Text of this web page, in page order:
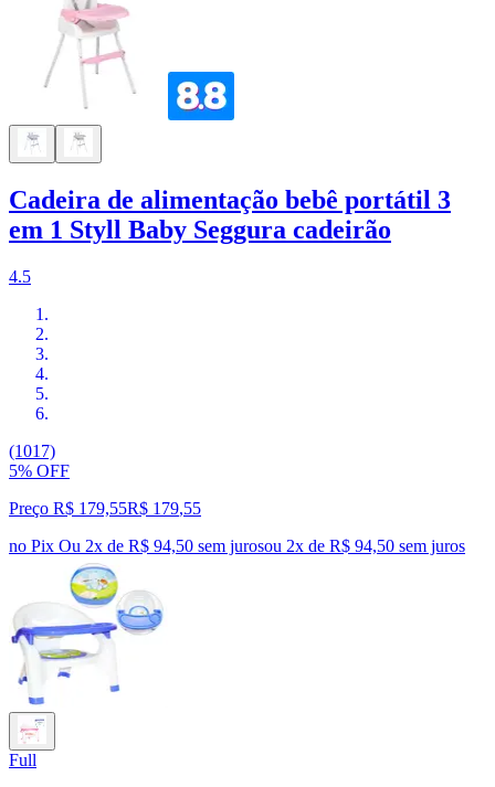
Cadeira de alimentação bebê portátil 3
em 1 Styll Baby Seggura cadeirão
4.5
(1017)
5% OFF
Preço R$ 179,55R$ 179,55
no Pix Ou 2x de R$ 94,50 sem jurosou 2x de R$ 94,50 sem juros
Full